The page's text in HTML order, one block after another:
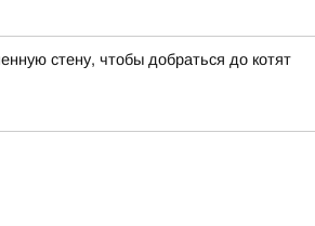
стену, чтобы добраться до котят